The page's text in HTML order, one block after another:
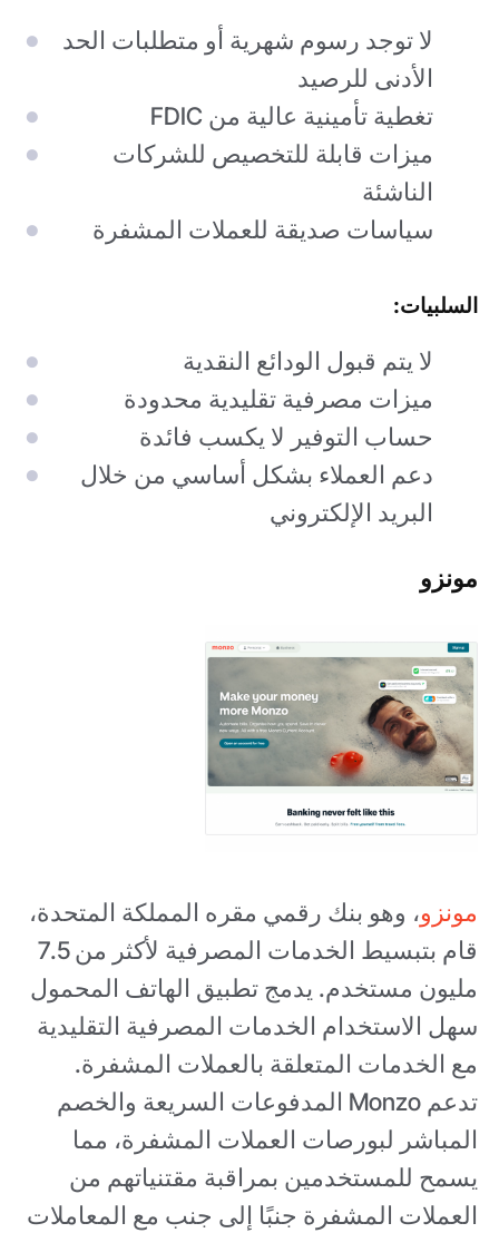
لا توجد رسوم شهرية أو متطلبات الحد
الأدنى للرصيد
تغطية تأمينية عالية من FDIC
ميزات قابلة للتخصيص للشركات
الناشئة
سياسات صديقة للعملات المشفرة
السلبيات:
لا يتم قبول الودائع النقدية
ميزات مصرفية تقليدية محدودة
حساب التوفير لا يكسب فائدة
دعم العملاء بشكل أساسي من خلال
البريد الإلكتروني
مونزو
مونزو، وهو بنك رقمي مقره المملكة المتحدة،
قام بتبسيط الخدمات المصرفية لأكثر من 7.5
مليون مستخدم. يدمج تطبيق الهاتف المحمول
سهل الاستخدام الخدمات المصرفية التقليدية
مع الخدمات المتعلقة بالعملات المشفرة.
تدعم Monzo المدفوعات السريعة والخصم
المباشر لبورصات العملات المشفرة، مما
يسمح للمستخدمين بمراقبة مقتنياتهم من
العملات المشفرة جنبًا إلى جنب مع المعاملات